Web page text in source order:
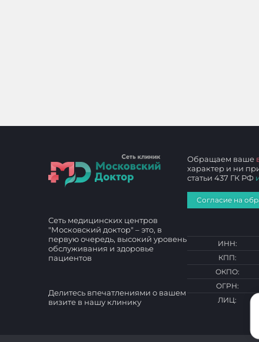
Сеть медицинских центров
"Московский доктор" – это, в
первую очередь, высокий уровень
обслуживания и здоровье
пациентов
Делитесь впечатлениями о вашем
визите в нашу клинику
Обращаем ваше
характер и ни
статьи 437 ГК РФ
Согласие на
ИНН:
КПП:
ОКПО:
ОГРН:
ЛИЦ: